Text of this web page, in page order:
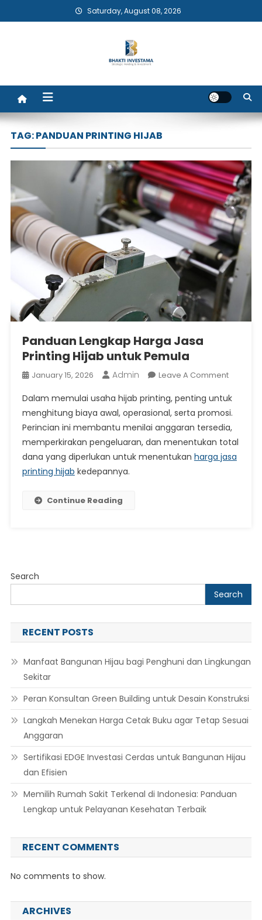
to
Saturday, August 08, 2026
Bhakti Investama
TAG:PANDUAN PRINTING HIJAB
Panduan Lengkap Harga Jasa
Printing Hijab untuk Pemula
January 15, 2026 Admin Leave A CommentOn
Lengkap
Harga
Jasa
Printing
Hijab
Dalam memulai usaha hijab printing, penting untuk
menghitung biaya awal, operasional, serta promosi.
Perincian ini membantu menilai anggaran tersedia,
memperkirakan pengeluaran, dan menentukan total
dana yang diperlukan untuk menentukan harga jasa
printing hijab kedepannya.
Continue Reading
Search
Search
RECENT POSTS
Manfaat Bangunan Hijau bagi Penghuni dan Lingkungan
Sekitar
Peran Konsultan Green Building untuk Desain Konstruksi
Langkah Menekan Harga Cetak Buku agar Tetap Sesuai
Anggaran
Sertifikasi EDGE Investasi Cerdas untuk Bangunan Hijau
dan Efisien
Memilih Rumah Sakit Terkenal di Indonesia: Panduan
Lengkap untuk Pelayanan Kesehatan Terbaik
RECENT COMMENTS
No comments to show.
ARCHIVES